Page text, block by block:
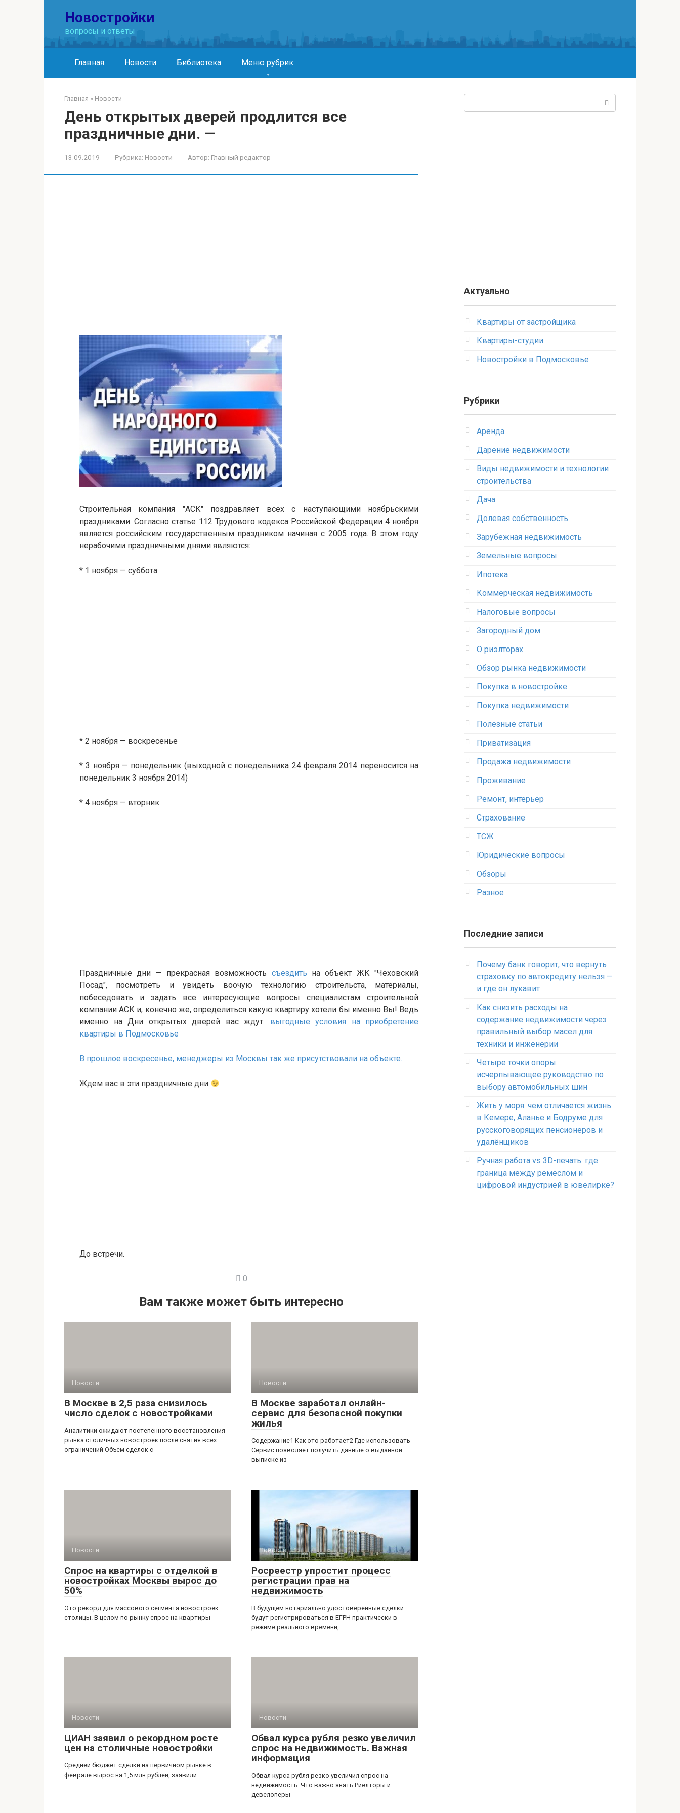
Новостройки
вопросы и ответы
Главная Новости Библиотека Меню рубрик
Главная » Новости
День открытых дверей продлится все
праздничные дни. —
13.09.2019 Рубрика: Новости Автор: Главный редактор
Строительная компания "АСК" поздравляет всех с наступающими ноябрьскими
праздниками. Согласно статье 112 Трудового кодекса Российской Федерации 4 ноября
является российским государственным праздником начиная с 2005 года. В этом году
нерабочими праздничными днями являются:
* 1 ноября — суббота
* 2 ноября — воскресенье
* 3 ноября — понедельник (выходной с понедельника 24 февраля 2014 переносится на
понедельник 3 ноября 2014)
* 4 ноября — вторник
Праздничные дни — прекрасная возможность съездить на объект ЖК "Чеховский
Посад", посмотреть и увидеть воочую технологию строительста, материалы,
побеседовать и задать все интересующие вопросы специалистам строительной
компании АСК и, конечно же, определиться какую квартиру хотели бы именно Вы! Ведь
именно на Дни открытых дверей вас ждут: выгодные условия на приобретение
квартиры в Подмосковье
В прошлое воскресенье, менеджеры из Москвы так же присутствовали на объекте.
Ждем вас в эти праздничные дни
До встречи.
0
Вам также может быть интересно
Новости
В Москве в 2,5 раза снизилось
число сделок с новостройками
Аналитики ожидают постепенного восстановления
рынка столичных новостроек после снятия всех
ограничений Объем сделок с
Новости
В Москве заработал онлайн-
сервис для безопасной покупки
жилья
Содержание1 Как это работает2 Где использовать
Сервис позволяет получить данные о выданной
выписке из
Новости
Спрос на квартиры с отделкой в
новостройках Москвы вырос до
50%
Это рекорд для массового сегмента новостроек
столицы. В целом по рынку спрос на квартиры
Новости
Росреестр упростит процесс
регистрации прав на
недвижимость
В будущем нотариально удостоверенные сделки
будут регистрироваться в ЕГРН практически в
режиме реального времени,
Новости
ЦИАН заявил о рекордном росте
цен на столичные новостройки
Средней бюджет сделки на первичном рынке в
феврале вырос на 1,5 млн рублей, заявили
Новости
Обвал курса рубля резко увеличил
спрос на недвижимость. Важная
информация
Обвал курса рубля резко увеличил спрос на
недвижимость. Что важно знать Риелторы и
девелоперы
Актуально
Квартиры от застройщика
Квартиры-студии
Новостройки в Подмосковье
Рубрики
Аренда
Дарение недвижимости
Виды недвижимости и технологии
строительства
Дача
Долевая собственность
Зарубежная недвижимость
Земельные вопросы
Ипотека
Коммерческая недвижимость
Налоговые вопросы
Загородный дом
О риэлторах
Обзор рынка недвижимости
Покупка в новостройке
Покупка недвижимости
Полезные статьи
Приватизация
Продажа недвижимости
Проживание
Ремонт, интерьер
Страхование
ТСЖ
Юридические вопросы
Обзоры
Разное
Последние записи
Почему банк говорит, что вернуть
страховку по автокредиту нельзя —
и где он лукавит
Как снизить расходы на
содержание недвижимости через
правильный выбор масел для
техники и инженерии
Четыре точки опоры:
исчерпывающее руководство по
выбору автомобильных шин
Жить у моря: чем отличается жизнь
в Кемере, Аланье и Бодруме для
русскоговорящих пенсионеров и
удалёнщиков
Ручная работа vs 3D-печать: где
граница между ремеслом и
цифровой индустрией в ювелирке?